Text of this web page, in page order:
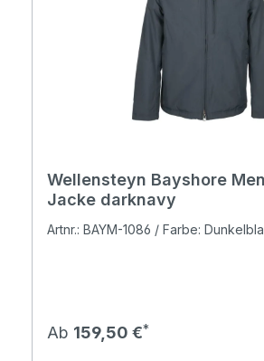
Wellensteyn Bayshore
Jacke darknavy
Artnr.: BAYM-1086 / Farbe:
Regulärer Preis:
Ab 159,50 €